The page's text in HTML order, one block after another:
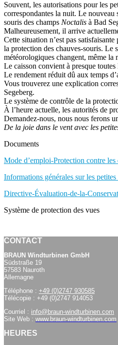
Souvent, les autorisations pour les
correspondantes la nuit. Le
souris des champs Noctalis à Bad
Malheureusement, il arrive
Cette situation n’est pas
la protection des chauves-souris. Le
météorologiques changent, même la
Le caisson convient à presque
Le rendement réduit dû aux temps
Vous trouverez une explication
Segeberg.
Le système de contrôle de la
À l’heure actuelle, les autorités de
Demandez-nous, nous nous ferons
De la joie dans le vent avec les
Documents
Mode d’emploi-Protection contre
Informations générales sur les petites
Directive-Évaluation-de-la-
Système de protection des vues
CONTACT
BRAUN Windturbinen GmbH
Südstraße 19
57583 Nauroth
Allemagne
Téléphone : +49 (0)2747 930585
Télécopie : +49 (0)2747 914053
Courriel : info@braun-windturbinen.com
Site Web : www.braun-windturbinen.com
HEURES